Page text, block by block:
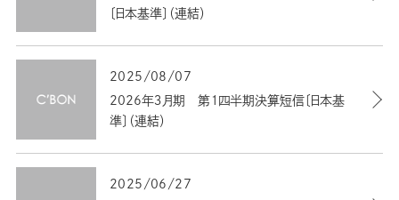
〔日本基準〕（連結）
2025/08/07
2026年３月期 第１四半期決算短信〔日本基
準〕（連結）
2025/06/27